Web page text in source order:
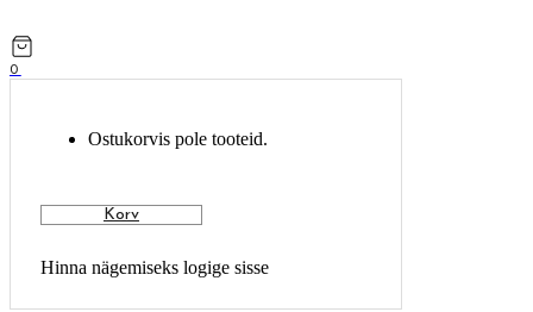
0
Ostukorvis pole tooteid.
Korv